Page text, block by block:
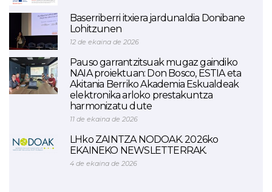
Baserriberri itxiera jardunaldia Donibane
Lohitzunen
12 de ekaina de 2026
Pauso garrantzitsuak mugaz gaindiko
NAIA proiektuan: Don Bosco, ESTIA eta
Akitania Berriko Akademia Eskualdeak
elektronika arloko prestakuntza
harmonizatu dute
11 de ekaina de 2026
LHko ZAINTZA NODOAK. 2026ko
EKAINEKO NEWSLETTERRAK.
4 de ekaina de 2026